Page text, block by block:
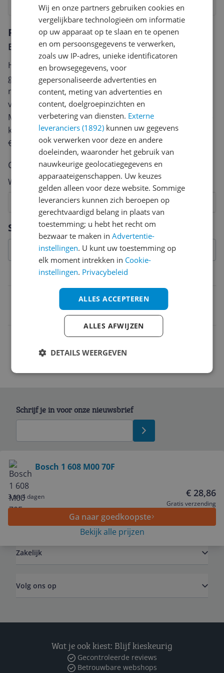
Specificaties
Belangrijkste kenmerken
3165140697279
Reviews
Er zijn nog geen reviews geschreven
Heb jij dit product in bezit en wil je graag je mening
geven? Start dan hieronder met het schrijven van je
review. Afhankelijk van de details duurt het schrijven
van een review gemiddeld tussen de 3 en 10 minuten.
Met jouw mening help je andere bezoekers een betere
keuze te maken én maak je iedere maand kans op
€250,-!
Klik hier voor de actievoorwaarden.
Cijfer
Welk cijfer geef jij dit product?
8
7
6
5
4
3
2
Vraag 1 van 4
Bosch 1 608 M00 70F
3 tot 4 dagen € 28,86
Gratis verzending
Ga naar goedkoopste
Bekijk alle prijzen
Schrijf je in voor onze nieuwsbrief
Service
Zakelijk
Volg ons op
Wat je ook kiest: Blijf kieskeurig
Gecontroleerde reviews
Betrouwbare webshops
Wij en onze partners gebruiken cookies en
vergelijkbare technologieën om informatie
op uw apparaat op te slaan en te openen
en om persoonsgegevens te verwerken,
zoals uw IP-adres, unieke identificatoren
en browsegegevens, voor
gepersonaliseerde advertenties en
content, meting van advertenties en
content, doelgroepinzichten en
verbetering van diensten. Externe
leveranciers (1892) kunnen uw gegevens
ook verwerken voor deze en andere
doeleinden, waaronder het gebruik van
nauwkeurige geolocatiegegevens en
apparaateigenschappen. Uw keuzes
gelden alleen voor deze website. Sommige
leveranciers kunnen zich beroepen op
gerechtvaardigd belang in plaats van
toestemming; u hebt het recht om
bezwaar te maken inAdvertentie-
instellingen. U kunt uw toestemming op
elk moment intrekken in Cookie-
instellingen. Privacybeleid
ALLES ACCEPTEREN
ALLES AFWIJZEN
DETAILS WEERGEVEN